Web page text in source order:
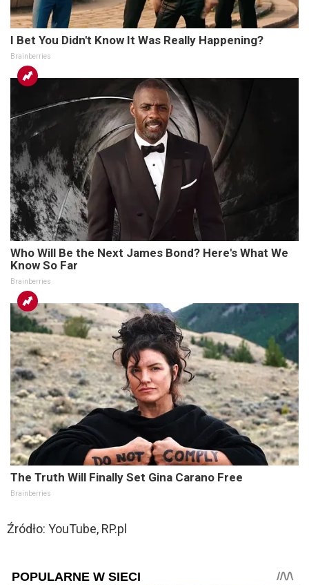
I Bet You Didn't Know It Was Really Happening?
Brainberries
Who Will Be the Next James Bond? Here's What We
Know So Far
Brainberries
The Truth Will Finally Set Gina Carano Free
Brainberries
Źródło: YouTube, RP.pl
POPULARNE W SIECI